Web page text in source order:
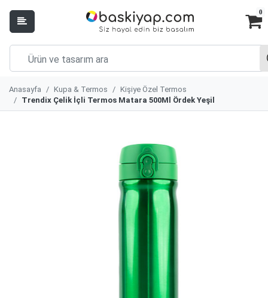
0
Anasayfa Kupa & Termos
Kişiye Özel Termos
Trendix Çelik İçli Termos Matara 500Ml Ördek Yeşil